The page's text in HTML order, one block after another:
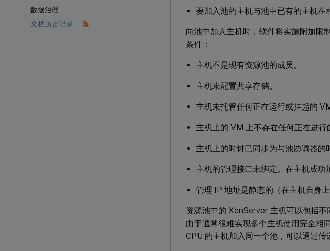
数据治理
文档历史记录
要加入池的主机与池中已有的主机在
向池中加入主机时，软件将实施附加限
条件：
主机不是现有资源池的成员。
主机未配置共享存储。
主机未托管任何正在运行或挂起的
主机上的 VM 上不存在任何正在进行
主机上的时钟已同步为与池协调器的
主机的管理接口未绑定。在主机成功
管理 IP 地址是静态的（在主机自身
资源池中的 XenServer 主机可以包括
由于通常很难实现多个主机使用完全相
CPU 的主机加入同一个池，可以通过传